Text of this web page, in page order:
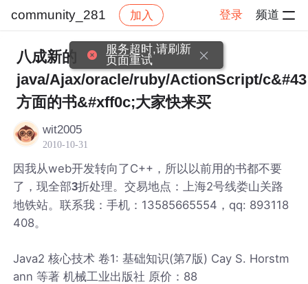
community_281 加入 登录 频道
社区 community_281 帖子详情
八成新的
java/Ajax/oracle/ruby/ActionScript/
方面的书&#xff0c;大家快来买
wit2005
2010-10-31
因我从web开发转向了C++，所以以前用的书都不要
了，现全部3折处理。交易地点：上海2号线娄山关路
地铁站。联系我：手机：13585665554，qq: 893118
408。
Java2 核心技术 卷1: 基础知识(第7版) Cay S. Horstm
ann 等著 机械工业出版社 原价：88
服务超时,请刷新
页面重试